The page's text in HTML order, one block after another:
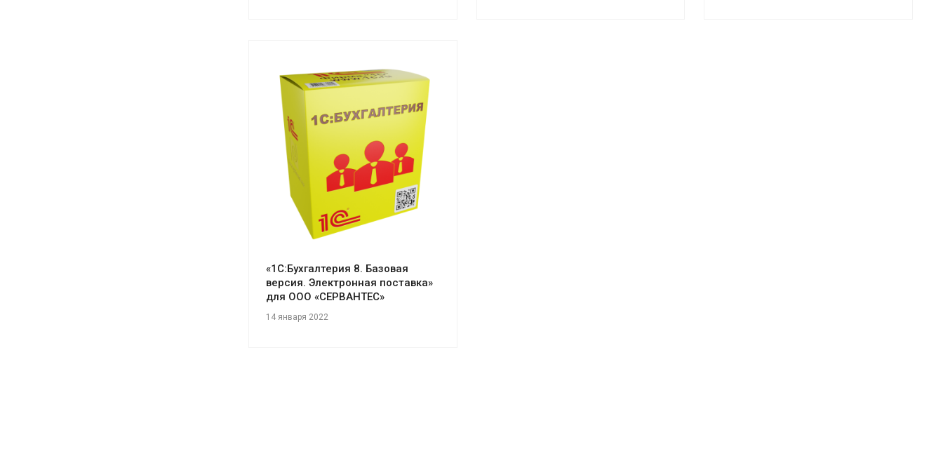
Смотреть проект
«1С:Бухгалтерия 8. Базовая
версия. Электронная поставка»
для ООО «СЕРВАНТЕС»
14 января 2022